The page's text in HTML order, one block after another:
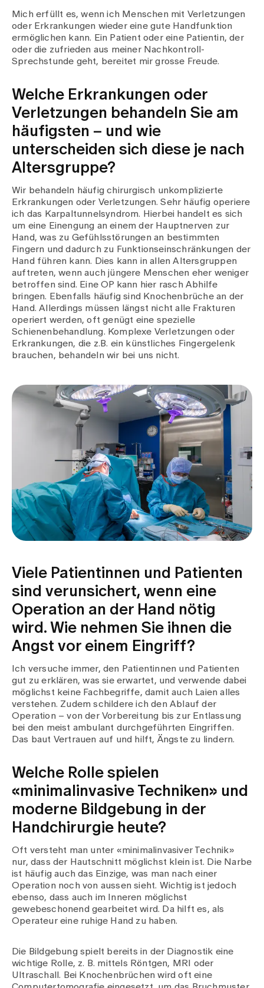
Mich erfüllt es, wenn ich Menschen mit Verletzungen
oder Erkrankungen wieder eine gute Handfunktion
ermöglichen kann. Ein Patient oder eine Patientin, der
oder die zufrieden aus meiner Nachkontroll-
Sprechstunde geht, bereitet mir grosse Freude.
Welche Erkrankungen oder
Verletzungen behandeln Sie am
häufigsten – und wie
unterscheiden sich diese je nach
Altersgruppe?
Wir behandeln häufig chirurgisch unkomplizierte
Erkrankungen oder Verletzungen. Sehr häufig operiere
ich das Karpaltunnelsyndrom. Hierbei handelt es sich
um eine Einengung an einem der Hauptnerven zur
Hand, was zu Gefühlsstörungen an bestimmten
Fingern und dadurch zu Funktionseinschränkungen der
Hand führen kann. Dies kann in allen Altersgruppen
auftreten, wenn auch jüngere Menschen eher weniger
betroffen sind. Eine OP kann hier rasch Abhilfe
bringen. Ebenfalls häufig sind Knochenbrüche an der
Hand. Allerdings müssen längst nicht alle Frakturen
operiert werden, oft genügt eine spezielle
Schienenbehandlung. Komplexe Verletzungen oder
Erkrankungen, die z.B. ein künstliches Fingergelenk
brauchen, behandeln wir bei uns nicht.
Viele Patientinnen und Patienten
sind verunsichert, wenn eine
Operation an der Hand nötig
wird. Wie nehmen Sie ihnen die
Angst vor einem Eingriff?
Ich versuche immer, den Patientinnen und Patienten
gut zu erklären, was sie erwartet, und verwende dabei
möglichst keine Fachbegriffe, damit auch Laien alles
verstehen. Zudem schildere ich den Ablauf der
Operation – von der Vorbereitung bis zur Entlassung
bei den meist ambulant durchgeführten Eingriffen.
Das baut Vertrauen auf und hilft, Ängste zu lindern.
Welche Rolle spielen
«minimalinvasive Techniken» und
moderne Bildgebung in der
Handchirurgie heute?
Oft versteht man unter «minimalinvasiver Technik»
nur, dass der Hautschnitt möglichst klein ist. Die Narbe
ist häufig auch das Einzige, was man nach einer
Operation noch von aussen sieht. Wichtig ist jedoch
ebenso, dass auch im Inneren möglichst
gewebeschonend gearbeitet wird. Da hilft es, als
Operateur eine ruhige Hand zu haben.
Die Bildgebung spielt bereits in der Diagnostik eine
wichtige Rolle, z. B. mittels Röntgen, MRI oder
Ultraschall. Bei Knochenbrüchen wird oft eine